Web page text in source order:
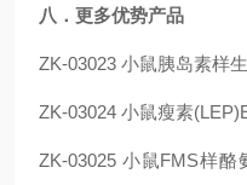
八．更多优势产品
ZK-03023 小鼠胰岛素样
ZK-03024 小鼠瘦素
ZK-03025 小鼠FMS样酪